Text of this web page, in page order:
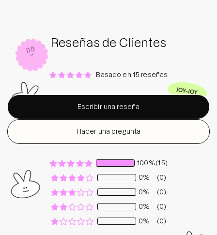
Reseñas de Clientes
Basado en 15 reseñas
Escribir una reseña
Hacer una pregunta
100%(15)
0%
(0)
0%
(0)
0%
(0)
0%
(0)